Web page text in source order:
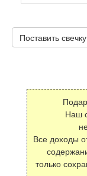
Поставить свечку
Наш
Все доходы
только